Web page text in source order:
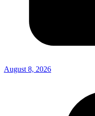
August 8, 2026